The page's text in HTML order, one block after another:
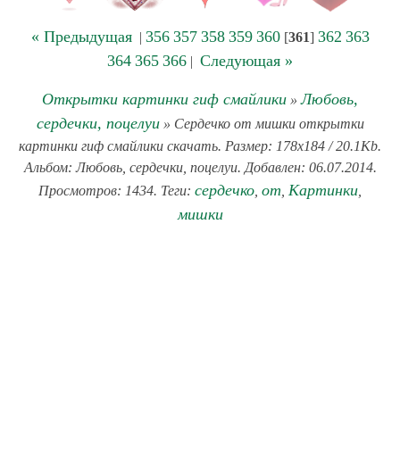
« Предыдущая| 356 357 358 359 360[361] 362 363
364 365 366 | Следующая »
Открытки картинки гиф смайлики »Любовь,
сердечки, поцелуи» Сердечко от мишки открытки
картинки гиф смайлики скачать. Размер: 178x184 / 20.1Kb.
Альбом: Любовь, сердечки, поцелуи. Добавлен: 06.07.2014.
Просмотров: 1434. Теги: сердечко от Картинки
мишки